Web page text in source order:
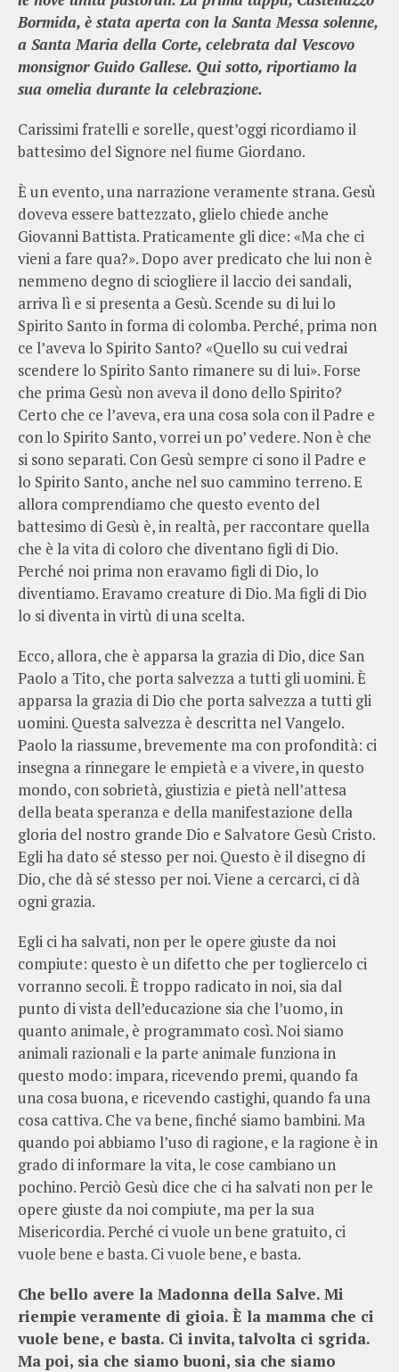
Bormida, è stata aperta con la Santa Messa solenne,
a Santa Maria della Corte, celebrata dal Vescovo
monsignor Guido Gallese. Qui sotto, riportiamo la
sua omelia durante la celebrazione.
Carissimi fratelli e sorelle, quest’oggi ricordiamo il
battesimo del Signore nel fiume Giordano.
È un evento, una narrazione veramente strana. Gesù
doveva essere battezzato, glielo chiede anche
Giovanni Battista. Praticamente gli dice: «Ma che ci
vieni a fare qua?». Dopo aver predicato che lui non è
nemmeno degno di sciogliere il laccio dei sandali,
arriva lì e si presenta a Gesù. Scende su di lui lo
Spirito Santo in forma di colomba. Perché, prima non
ce l’aveva lo Spirito Santo? «Quello su cui vedrai
scendere lo Spirito Santo rimanere su di lui». Forse
che prima Gesù non aveva il dono dello Spirito?
Certo che ce l’aveva, era una cosa sola con il Padre e
con lo Spirito Santo, vorrei un po’ vedere. Non è che
si sono separati. Con Gesù sempre ci sono il Padre e
lo Spirito Santo, anche nel suo cammino terreno. E
allora comprendiamo che questo evento del
battesimo di Gesù è, in realtà, per raccontare quella
che è la vita di coloro che diventano figli di Dio.
Perché noi prima non eravamo figli di Dio, lo
diventiamo. Eravamo creature di Dio. Ma figli di Dio
lo si diventa in virtù di una scelta.
Ecco, allora, che è apparsa la grazia di Dio, dice San
Paolo a Tito, che porta salvezza a tutti gli uomini. È
apparsa la grazia di Dio che porta salvezza a tutti gli
uomini. Questa salvezza è descritta nel Vangelo.
Paolo la riassume, brevemente ma con profondità: ci
insegna a rinnegare le empietà e a vivere, in questo
mondo, con sobrietà, giustizia e pietà nell’attesa
della beata speranza e della manifestazione della
gloria del nostro grande Dio e Salvatore Gesù Cristo.
Egli ha dato sé stesso per noi. Questo è il disegno di
Dio, che dà sé stesso per noi. Viene a cercarci, ci dà
ogni grazia.
Egli ci ha salvati, non per le opere giuste da noi
compiute: questo è un difetto che per togliercelo ci
vorranno secoli. È troppo radicato in noi, sia dal
punto di vista dell’educazione sia che l’uomo, in
quanto animale, è programmato così. Noi siamo
animali razionali e la parte animale funziona in
questo modo: impara, ricevendo premi, quando fa
una cosa buona, e ricevendo castighi, quando fa una
cosa cattiva. Che va bene, finché siamo bambini. Ma
quando poi abbiamo l’uso di ragione, e la ragione è in
grado di informare la vita, le cose cambiano un
pochino. Perciò Gesù dice che ci ha salvati non per le
opere giuste da noi compiute, ma per la sua
Misericordia. Perché ci vuole un bene gratuito, ci
vuole bene e basta. Ci vuole bene, e basta.
Che bello avere la Madonna della Salve. Mi
riempie veramente di gioia. È la mamma che ci
vuole bene, e basta. Ci invita, talvolta ci sgrida.
Ma poi, sia che siamo buoni, sia che siamo